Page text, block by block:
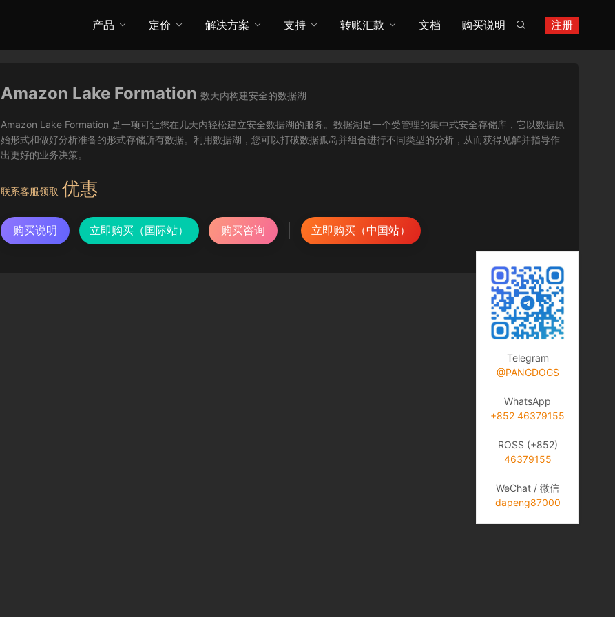
注册

产品 定价 解决方案 支持 转账汇款 文档 购买说明
Amazon Lake Formation 数天内构建安全的数据湖
Amazon Lake Formation 是一项可让您在几天内轻松建立安全数据湖的服务。数据湖是一个受管理的集中式安全存储库，它以数据原
始形式和做好分析准备的形式存储所有数据。利用数据湖，您可以打破数据孤岛并组合进行不同类型的分析，从而获得见解并指导作
出更好的业务决策。
联系客服领取 优惠
购买说明 立即购买（国际站） 购买咨询 立即购买（中国站）
Telegram
@PANGDOGS
WhatsApp
+852 46379155
ROSS (+852)
46379155
WeChat / 微信
dapeng87000